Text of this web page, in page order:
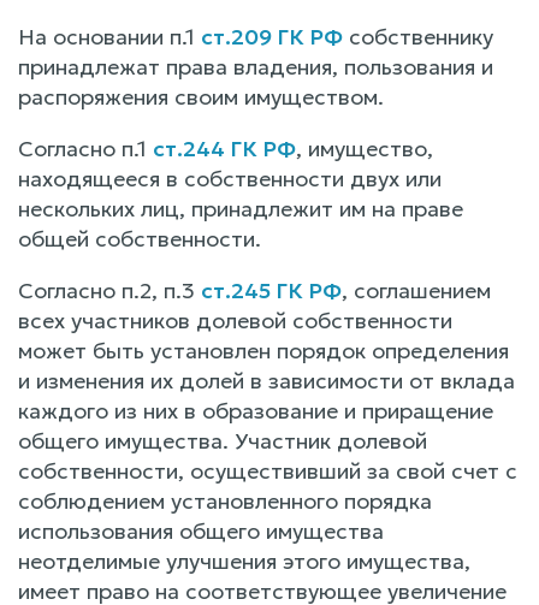
На основании п.1 ст.209 ГК РФ собственнику
принадлежат права владения, пользования и
распоряжения своим имуществом.
Согласно п.1 ст.244 ГК РФ, имущество,
находящееся в собственности двух или
нескольких лиц, принадлежит им на праве
общей собственности.
Согласно п.2, п.3 ст.245 ГК РФ, соглашением
всех участников долевой собственности
может быть установлен порядок определения
и изменения их долей в зависимости от вклада
каждого из них в образование и приращение
общего имущества. Участник долевой
собственности, осуществивший за свой счет с
соблюдением установленного порядка
использования общего имущества
неотделимые улучшения этого имущества,
имеет право на соответствующее увеличение